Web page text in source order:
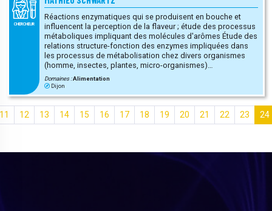
CHERCHEUR
Réactions enzymatiques qui se produisent en bouche et
influencent la perception de la flaveur ; étude des processus
métaboliques impliquant des molécules d'arômes Étude des
relations structure-fonction des enzymes impliquées dans
les processus de métabolisation chez divers organismes
(homme, insectes, plantes, micro-organismes)
Caractérisation de complexes protéines-ligands par
cristallographie aux rayons X
Domaines :Alimentation
Dijon
12 13 14 15 16 17 18 19 20 21 22 23 24